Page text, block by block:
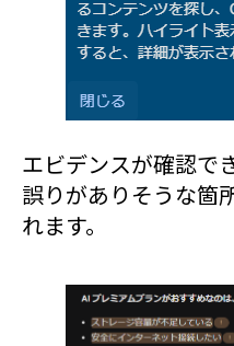
エビデンスが確認で
誤りがありそうな箇
れます。